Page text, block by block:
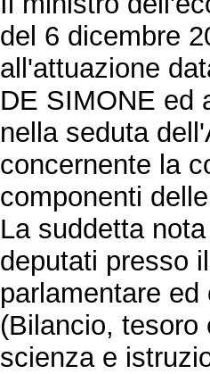
del 6 dicembre
all'attuazione
DE SIMONE ed
nella seduta
concernente la
componenti
La suddetta
deputati presso
parlamentare
(Bilancio, tesoro
scienza e